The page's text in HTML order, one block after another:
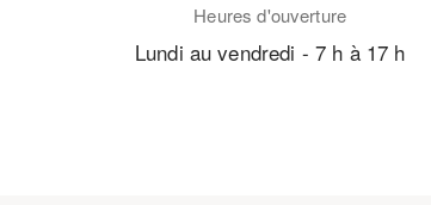
Heures d'ouverture
Lundi au vendredi - 7 h à 17 h